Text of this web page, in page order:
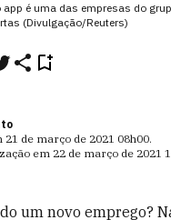
app é uma das empresas do
(Divulgação/Reuters)
21 de março de 2021 08h00.
em 22 de março de 2021
um novo emprego?